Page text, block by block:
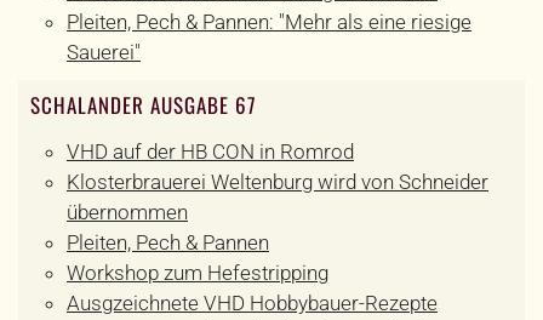
Pleiten, Pech & Pannen: "Mehr als eine riesige
Sauerei"
SCHALANDER AUSGABE 67
VHD auf der HB CON in Romrod
Klosterbrauerei Weltenburg wird von Schneider
übernommen
Pleiten, Pech & Pannen
Workshop zum Hefestripping
Ausgzeichnete VHD Hobbybauer-Rezepte